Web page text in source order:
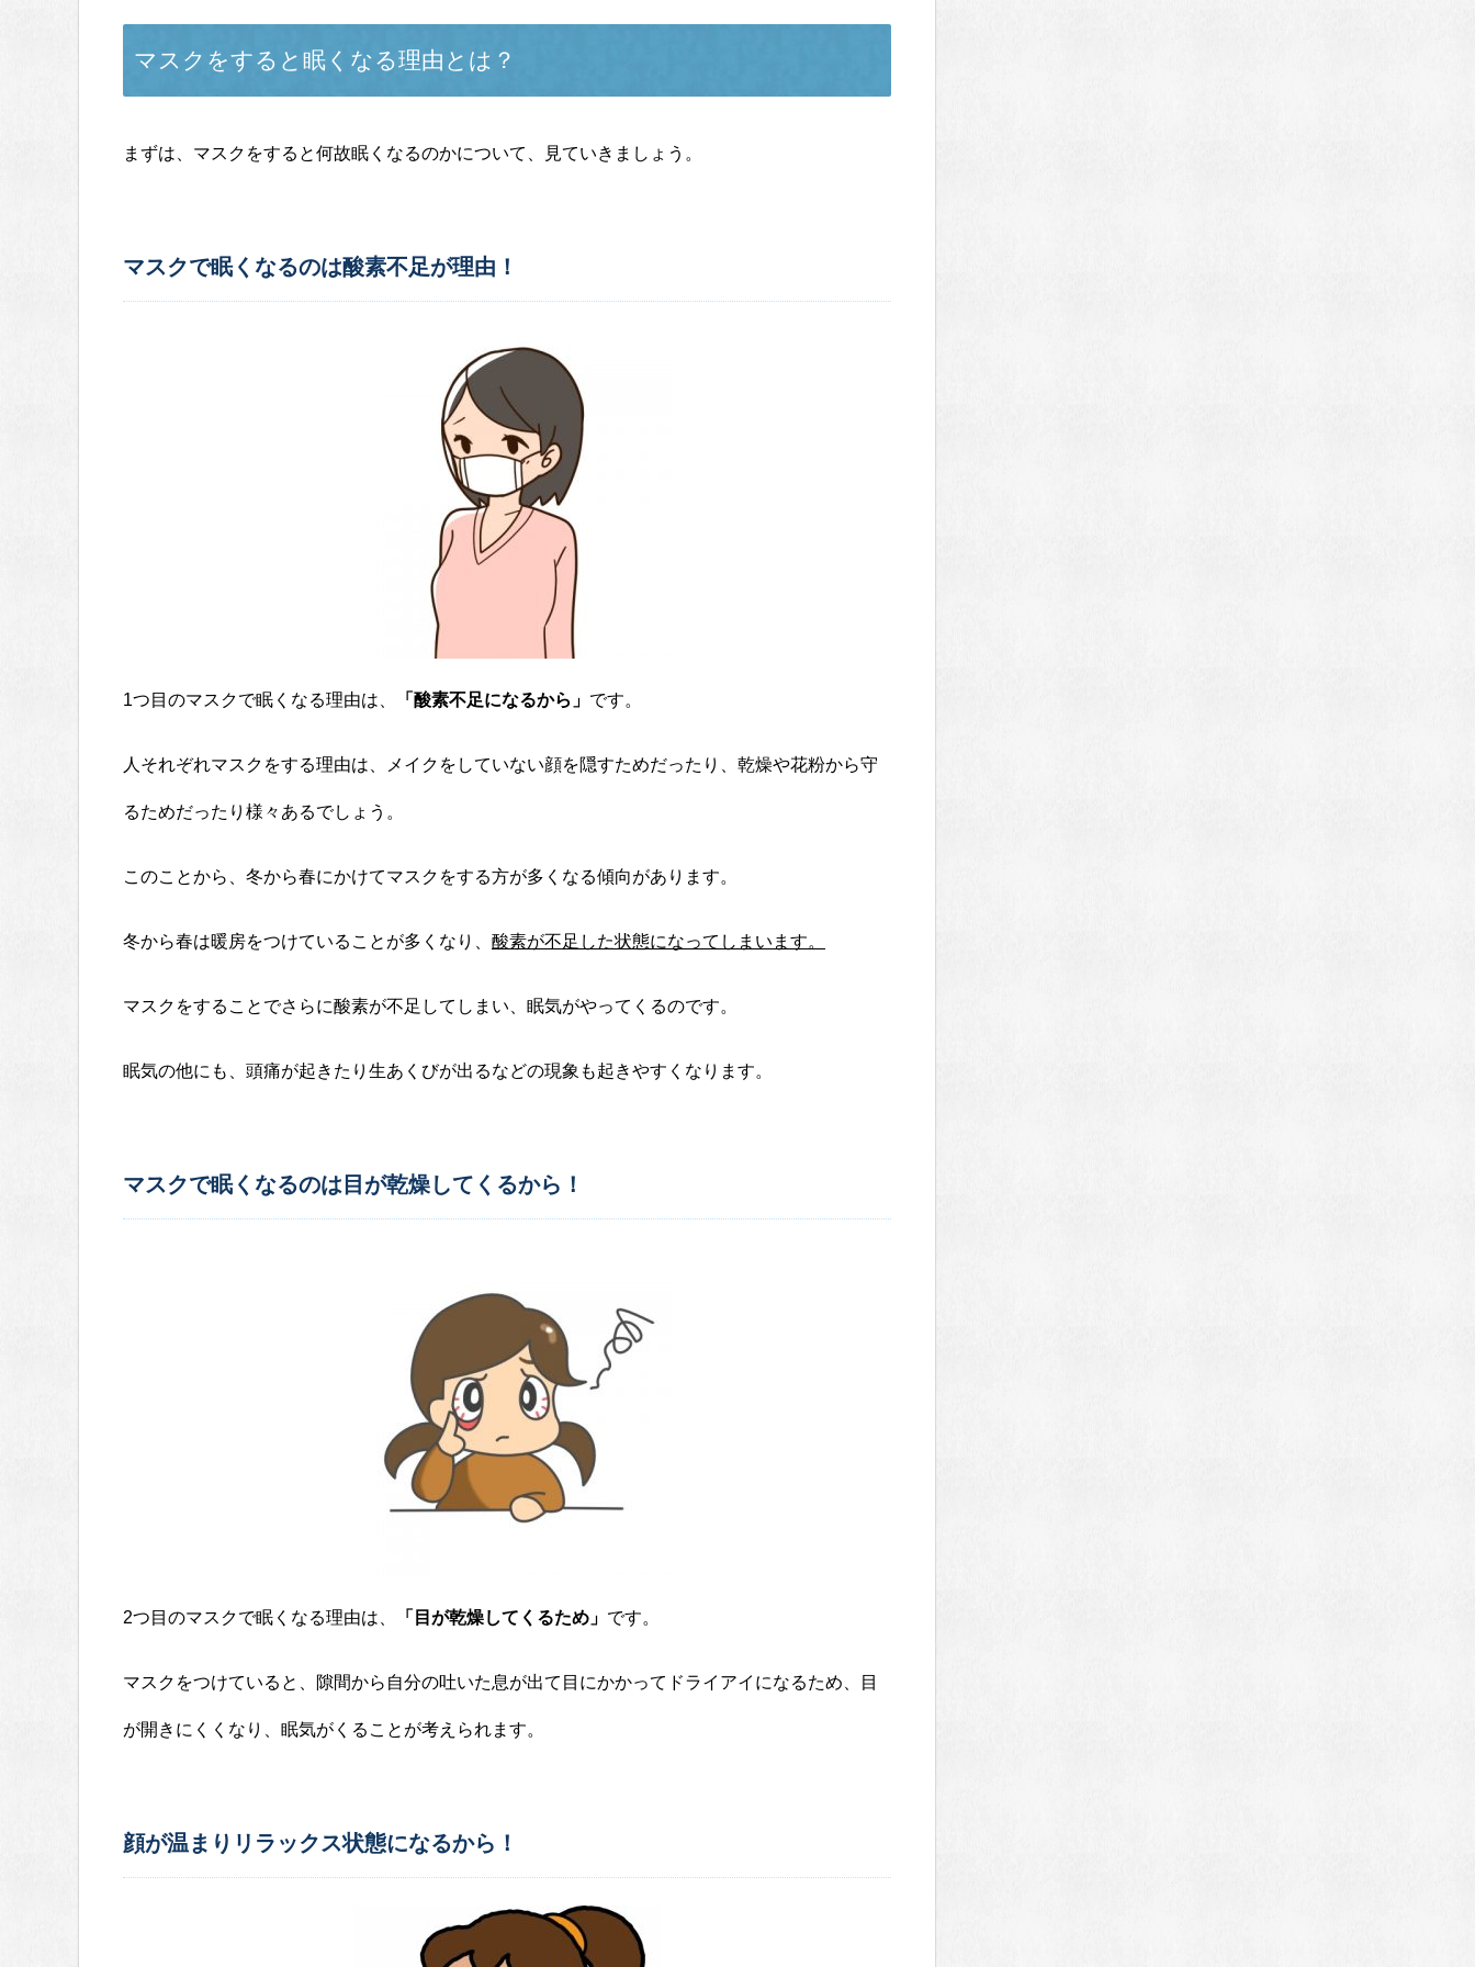
マスクをすると眠くなる理由とは？
まずは、マスクをすると何故眠くなるのかについて、見ていきましょう。
マスクで眠くなるのは酸素不足が理由！
1つ目のマスクで眠くなる理由は、 「酸素不足になるから」 です。
人それぞれマスクをする理由は、メイクをしていない顔を隠すためだったり、乾燥や花粉から守
るためだったり様々あるでしょう。
このことから、冬から春にかけてマスクをする方が多くなる傾向があります。
冬から春は暖房をつけていることが多くなり、 酸素が不足した状態になってしまいます。
マスクをすることでさらに酸素が不足してしまい、眠気がやってくるのです。
眠気の他にも、頭痛が起きたり生あくびが出るなどの現象も起きやすくなります。
マスクで眠くなるのは目が乾燥してくるから！
2つ目のマスクで眠くなる理由は、 「目が乾燥してくるため」 です。
マスクをつけていると、隙間から自分の吐いた息が出て目にかかってドライアイになるため、目
が開きにくくなり、眠気がくることが考えられます。
顔が温まりリラックス状態になるから！